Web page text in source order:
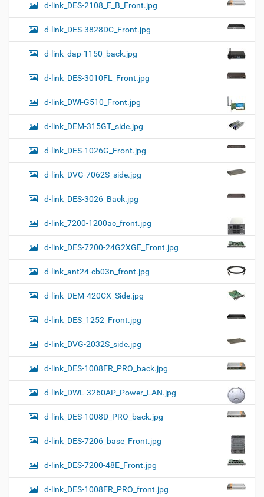
d-link_DES-2108_E_B_Front.jpg
d-link_DES-3828DC_Front.jpg
d-link_dap-1150_back.jpg
d-link_DES-3010FL_Front.jpg
d-link_DWl-G510_Front.jpg
d-link_DEM-315GT_side.jpg
d-link_DES-1026G_Front.jpg
d-link_DVG-7062S_side.jpg
d-link_DES-3026_Back.jpg
d-link_7200-1200ac_front.jpg
d-link_DES-7200-24G2XGE_Front.jpg
d-link_ant24-cb03n_front.jpg
d-link_DEM-420CX_Side.jpg
d-link_DES_1252_Front.jpg
d-link_DVG-2032S_side.jpg
d-link_DES-1008FR_PRO_back.jpg
d-link_DWL-3260AP_Power_LAN.jpg
d-link_DES-1008D_PRO_back.jpg
d-link_DES-7206_base_Front.jpg
d-link_DES-7200-48E_Front.jpg
d-link_DES-1008FR_PRO_front.jpg